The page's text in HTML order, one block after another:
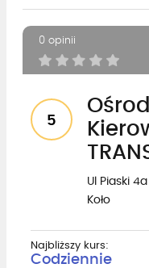
0 opinii
5
Ul Piaski 4a
Koło
Najbliższy kurs:
Codziennie